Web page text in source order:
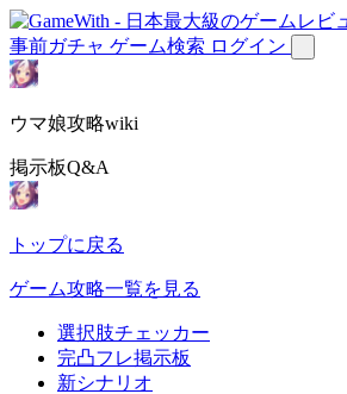
事前ガチャ ゲーム検索 ログイン
ウマ娘攻略wiki
掲示板Q&A
トップに戻る
ゲーム攻略一覧を見る
選択肢チェッカー
完凸フレ掲示板
新シナリオ